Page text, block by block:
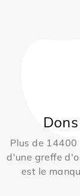
Plus de
d'une greffe
est le